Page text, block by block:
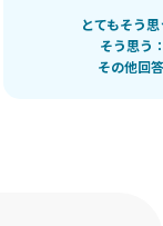
とてもそう
そう思う
その他回